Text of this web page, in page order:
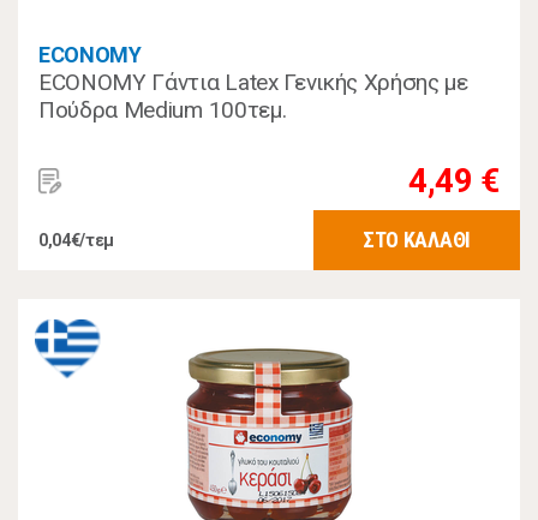
ECONOMY
ECONOMY Γάντια Latex Γενικής Χρήσης με
Πούδρα Medium 100τεμ.
4,49 €
0,04€/τεμ ΣΤΟ ΚΑΛΑΘΙ